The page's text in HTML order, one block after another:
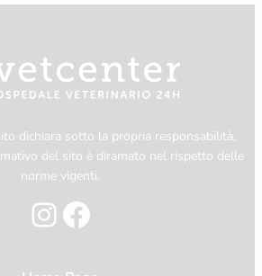
dichiara sotto la propria responsabilità,
del sito è diramato nel rispetto delle
norme vigenti.
Instagram
Facebook